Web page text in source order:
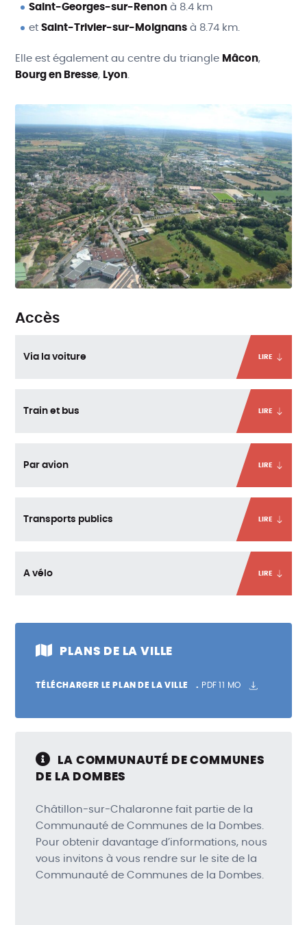
Saint-Georges-sur-Renonà 8.4 km
et Saint-Trivier-sur-Moignansà 8.74 km.
Elle est également au centre du triangle Mâcon,
Bourg en Bresse, Lyon.
Accès
Via la voiture LIRE
Train et bus LIRE
Par avion LIRE
Transports publics LIRE
A vélo LIRE
PLANS DE LA VILLE
TÉLÉCHARGER LE PLAN DE LA VILLE PDF 11 MO
LA COMMUNAUTÉ DE COMMUNES
DE LA DOMBES
Châtillon-sur-Chalaronne fait partie de la
Communauté de Communes de la Dombes.
Pour obtenir davantage d’informations, nous
vous invitons à vous rendre sur le site de la
Communauté de Communes de la Dombes.